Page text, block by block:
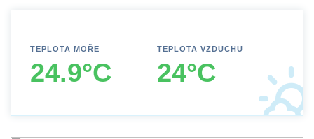
TEPLOTA MOŘE
24.9°C
TEPLOTA VZDUCHU
24°C